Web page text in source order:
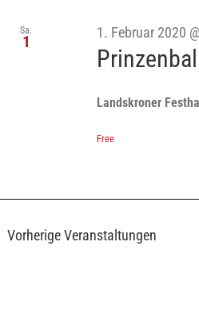
Sa.
1 1. Februar 2020
Landskroner
Free
Vorherige Veranstaltungen